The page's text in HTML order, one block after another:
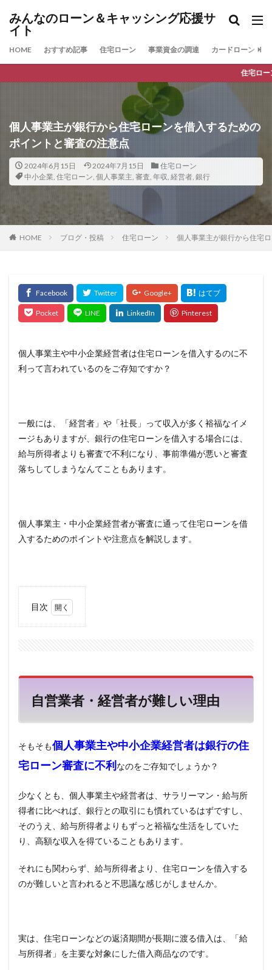
みんなのローン＆キャッシング応援サ
イト
HOME おすすめ記事 住宅ローン 事業資金の調達 カードローン
住宅ローンの最新人気ラン
個人事業主が銀行から住宅ローンを借入するための
ポイントと審査の注意点
2024年6月15日 2024年7月15日
住宅ローン
中小企業, 住宅ローン, 個人事業主, 審査, 年収, 経営者, 銀行
HOME ブログ・投稿 住宅ローン 個人事業主が銀行から住宅
個人事業主や中小企業経営者は住宅ローンを借入するのに不
利って言われているのをご存知ですか？
一般には、「経営者」や「社長」って収入が多く裕福なイメ
ージもありますが、銀行の住宅ローンを借入する場合には、
給与所得者よりも審査で不利になり、事前準備が悪いと審査
落ちしてしまうなんてこともあります。
個人事業主・中小企業経営者が審査に通って住宅ローンを借
入するためのポイントや注意点を解説します。
目次
者が
い理
給与
所得
者は
い
る？
3
経営
でき
な
の住
宅ロ
ーン
自営業者・経営者が難しい理由
そもそも個人事業主や中小企業経営者は銀行の住
宅ローン審査に不利 なのをご存知でしょうか？
少なくとも、個人事業主や経営者は、サラリーマン・給与所
得者に比べれば、銀行との取引にも慣れているはずですし、
そのうえ、給与所得者よりもずっと裕福な生活をしていた
り、高額な収入を得ていることもあります。
それにも関わらず、給与所得者より、住宅ローンを借入する
のが難しいと言われると不思議な感じがしませんか。
実は、住宅ローンなどの返済期間が長期に渡る借入は、「給
与所得者」を主要な対象にした借入商品なのです。